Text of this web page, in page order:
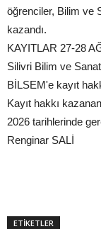
öğrenciler, Bilim ve
kazandı.
KAYITLAR 27-28
Silivri Bilim ve
BİLSEM'e kayıt
Kayıt hakkı
2026 tarihlerinde
Renginar SALİ
ETİKETLER